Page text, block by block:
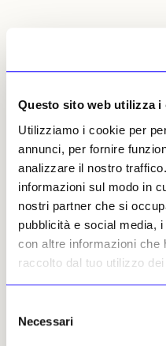
Questo sito web utilizza i
Utilizziamo i cookie per
annunci, per fornire
analizzare il nostro
informazioni sul modo in
nostri partner che si
pubblicità e social media,
con altre informazioni che
raccolto dal tuo utilizzo
delNecessari
Ottime performance
islamico. Due
hanno trainato le
totalizzando
sterline. In
Brocklebank ha
stime grazie
pezzi rimasti fuori
secolo. Gli
domanda per Iznik
diversificata,
europei, americani,
Parallelamente, il